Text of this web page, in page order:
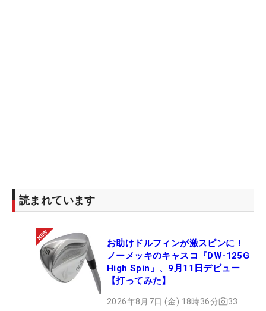
読まれています
お助けドルフィンが激スピンに！
ノーメッキのキャスコ『DW-125G
High Spin』、9月11日デビュー
【打ってみた】
2026年8月7日 (金) 18時36分 33